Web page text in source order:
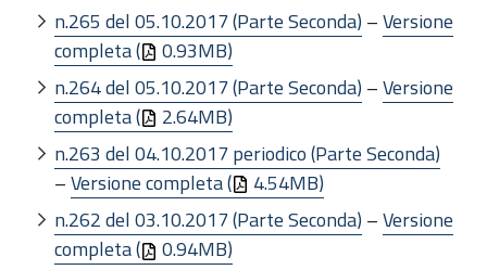
n.265 del 05.10.2017 (Parte Seconda) –Versione
completa (
0.93MB)
n.264 del 05.10.2017 (Parte Seconda) –Versione
completa (
2.64MB)
n.263 del 04.10.2017 periodico (Parte Seconda)
–Versione completa (
4.54MB)
n.262 del 03.10.2017 (Parte Seconda) –Versione
completa (
0.94MB)